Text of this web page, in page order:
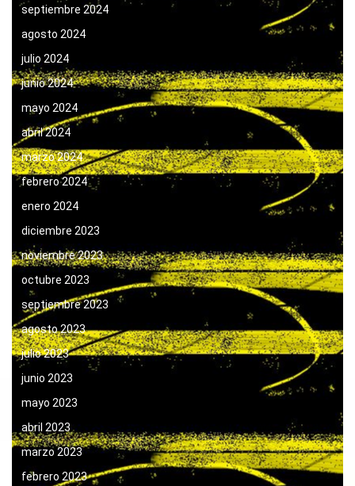
septiembre 2024
agosto 2024
julio 2024
junio 2024
mayo 2024
abril 2024
marzo 2024
febrero 2024
enero 2024
diciembre 2023
noviembre 2023
octubre 2023
septiembre 2023
agosto 2023
julio 2023
junio 2023
mayo 2023
abril 2023
marzo 2023
febrero 2023